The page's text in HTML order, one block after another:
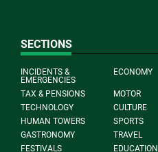
SECTIONS
INCIDENTS &
EMERGENCIES
ECONOMY
TAX & PENSIONS
MOTOR
TECHNOLOGY
CULTURE
HUMAN TOWERS
SPORTS
GASTRONOMY
TRAVEL
FESTIVALS
EDUCATION